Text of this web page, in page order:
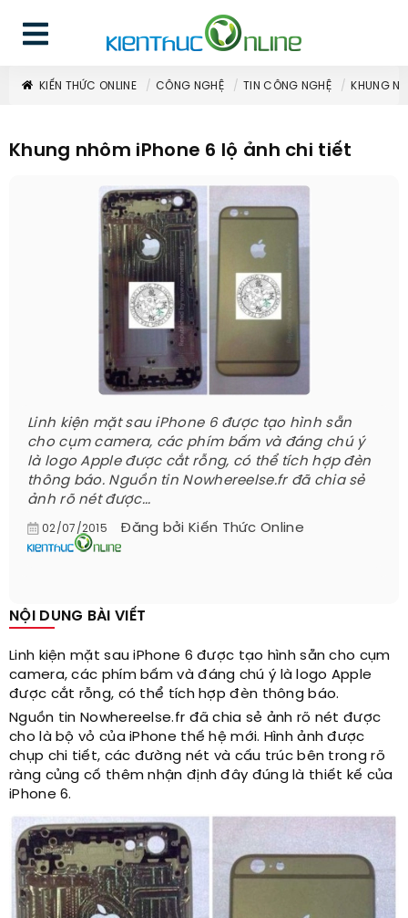
KIẾN THỨC ONLINE CÔNG NGHỆ TIN CÔNG NGHỆ KHUNG
Khung nhôm iPhone 6 lộ ảnh chi tiết
Linh kiện mặt sau iPhone 6 được tạo hình sẵn
cho cụm camera, các phím bấm và đáng chú ý
là logo Apple được cắt rỗng, có thể tích hợp đèn
thông báo. Nguồn tin Nowhereelse.fr đã chia sẻ
ảnh rõ nét được...
02/07/2015 Đăng bởi Kiến Thức Online
NỘI DUNG BÀI VIẾT
Linh kiện mặt sau iPhone 6 được tạo hình sẵn cho cụm
camera, các phím bấm và đáng chú ý là logo Apple
được cắt rỗng, có thể tích hợp đèn thông báo.
Nguồn tin Nowhereelse.fr đã chia sẻ ảnh rõ nét được
cho là bộ vỏ của iPhone thế hệ mới. Hình ảnh được
chụp chi tiết, các đường nét và cấu trúc bên trong rõ
ràng củng cố thêm nhận định đây đúng là thiết kế của
iPhone 6.